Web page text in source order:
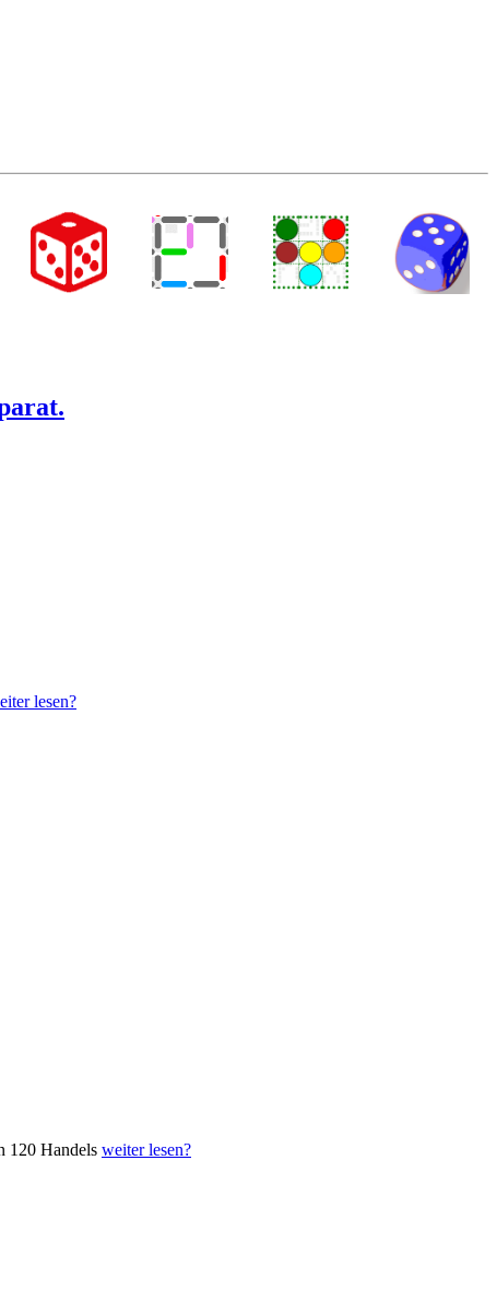
lesen?
120 Handels weiter lesen?